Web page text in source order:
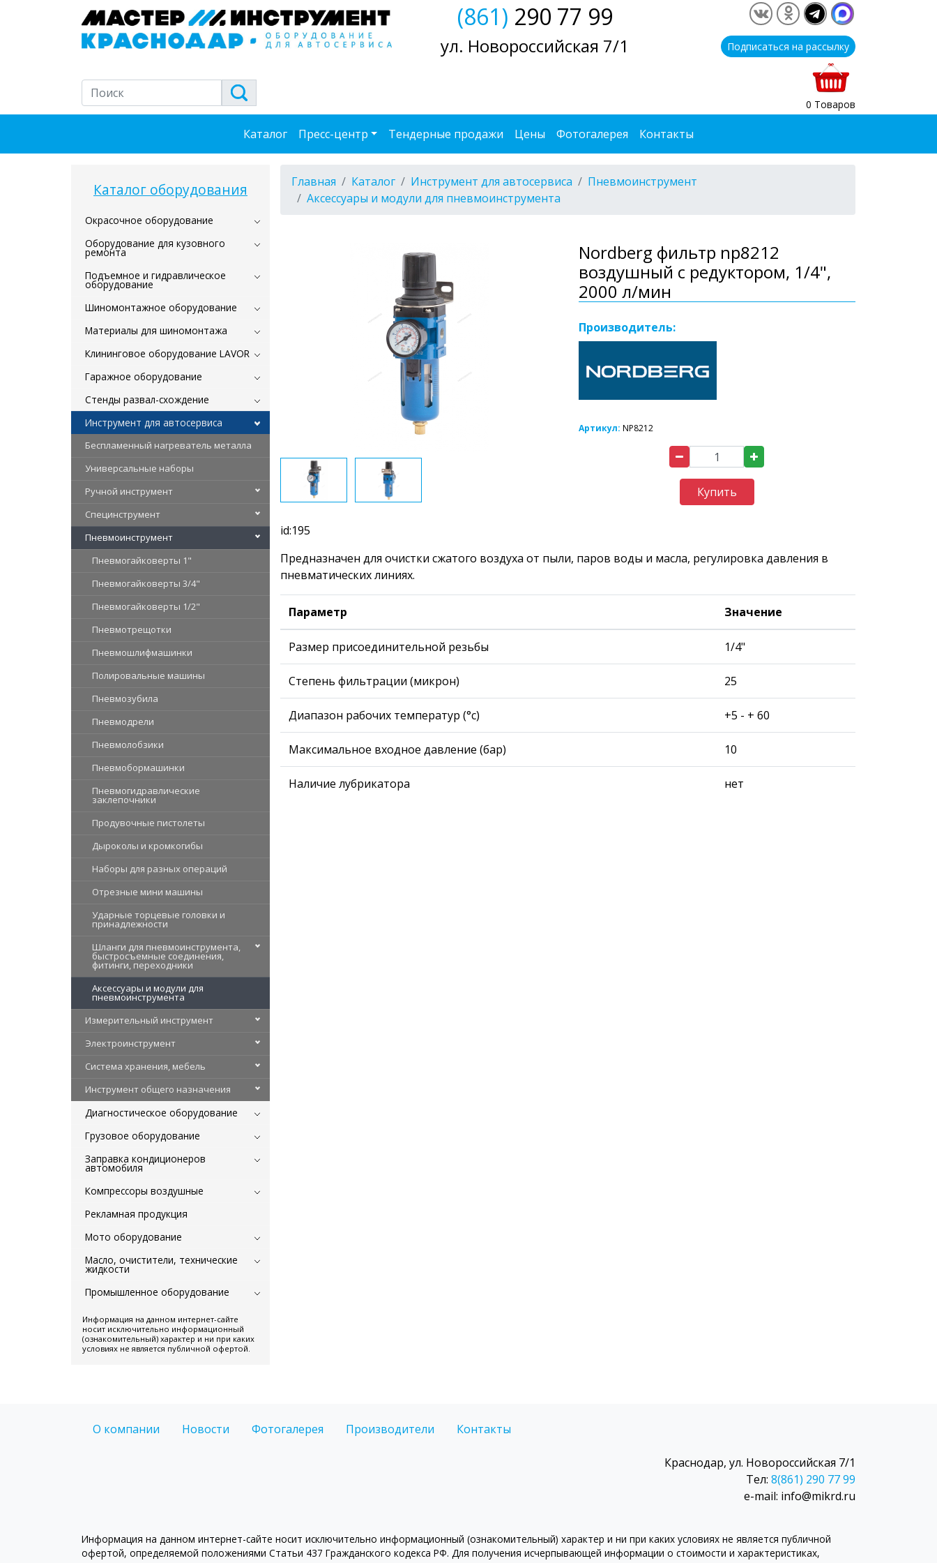
(861) 290 77 99
ул. Новороссийская 7/1 Подписаться на рассылку
0 Товаров
Каталог Пресс-центр Тендерные продажи Цены Фотогалерея Контакты
Каталог оборудования
Окрасочное оборудование
Оборудование для кузовного
ремонта
Подъемное и гидравлическое
оборудование
Шиномонтажное оборудование
Материалы для шиномонтажа
Клининговое оборудование LAVOR
Гаражное оборудование
Стенды развал-схождение
Инструмент для автосервиса
Беспламенный нагреватель металла
Универсальные наборы
Ручной инструмент
Специнструмент
Пневмоинструмент
Пневмогайковерты 1"
Пневмогайковерты 3/4"
Пневмогайковерты 1/2"
Пневмотрещотки
Пневмошлифмашинки
Полировальные машины
Пневмозубила
Пневмодрели
Пневмолобзики
Пневмобормашинки
Пневмогидравлические
заклепочники
Продувочные пистолеты
Дыроколы и кромкогибы
Наборы для разных операций
Отрезные мини машины
Ударные торцевые головки и
принадлежности
Шланги для пневмоинструмента,
быстросъемные соединения,
фитинги, переходники
Аксессуары и модули для
пневмоинструмента
Измерительный инструмент
Электроинструмент
Система хранения, мебель
Инструмент общего назначения
Диагностическое оборудование
Грузовое оборудование
Заправка кондиционеров
автомобиля
Компрессоры воздушные
Рекламная продукция
Мото оборудование
Масло, очистители, технические
жидкости
Промышленное оборудование
Информация на данном интернет-сайте
носит исключительно информационный
(ознакомительный) характер и ни при каких
условиях не является публичной офертой.
Главная Каталог Инструмент для автосервиса
Пневмоинструмент
Аксессуары и модули для пневмоинструмента
Nordberg фильтр np8212
воздушный с редуктором, 1/4",
2000 л/мин
Производитель:
Артикул: NP8212
Купить
id:195
Предназначен для очистки сжатого воздуха от пыли, паров воды и масла, регулировка давления в
пневматических линиях.
Параметр Значение
Размер присоединительной резьбы 1/4"
Степень фильтрации (микрон) 25
Диапазон рабочих температур (°с) +5 - + 60
Максимальное входное давление (бар) 10
Наличие лубрикатора нет
О компании Новости Фотогалерея Производители Контакты
Краснодар, ул. Новороссийская 7/1
Тел: 8(861) 290 77 99
e-mail: info@mikrd.ru
Информация на данном интернет-сайте носит исключительно информационный (ознакомительный) характер и ни при каких условиях не является публичной
офертой, определяемой положениями Статьи 437 Гражданского кодекса РФ. Для получения исчерпывающей информации о стоимости и характеристиках,